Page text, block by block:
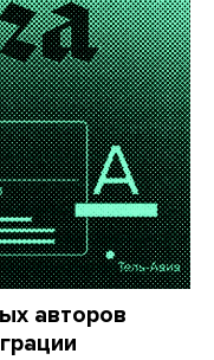
авторов